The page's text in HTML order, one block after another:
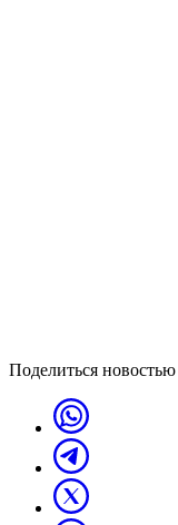
Поделиться новостью